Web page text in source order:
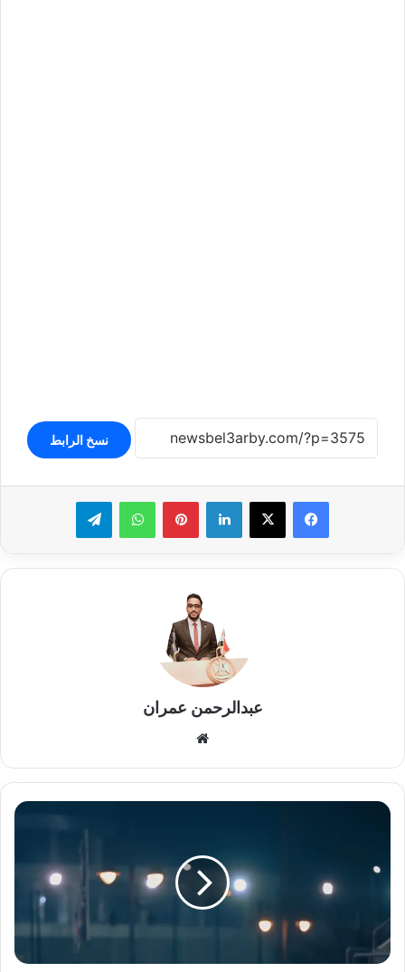
نسخ الرابط
لينكدإن بينتيريستواتساب تيلقرام
عبدالرحمن عمران
النني
تشكيل
الأولمبي
فى
مواجهة